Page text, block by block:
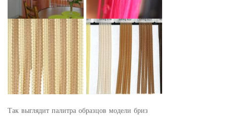
Так выглядит палитра образцов модели бриз